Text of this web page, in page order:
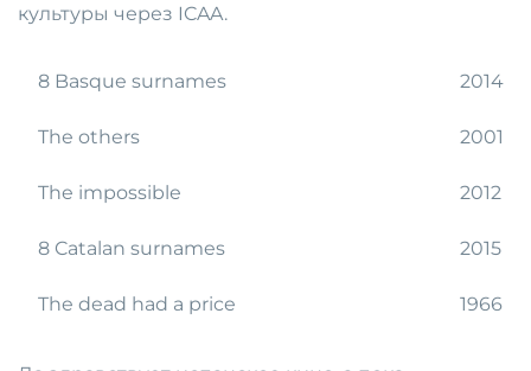
культуры через ICAA.
8 Basque surnames 2014
The others 2001
The impossible 2012
8 Catalan surnames 2015
The dead had a price 1966